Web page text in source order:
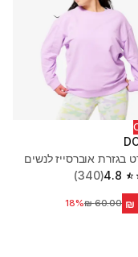
בגזרת אוברסייז לנשים
4.8
(340)
מחיר לפני הנחה‏60.00 ₪
18%